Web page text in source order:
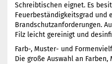
Schreibtischen eignet. Es
Feuerbeständigkeitsgrad und
Brandschutzanforderungen.
Filz leicht gereinigt und
Farb-, Muster- und
Die große Auswahl an